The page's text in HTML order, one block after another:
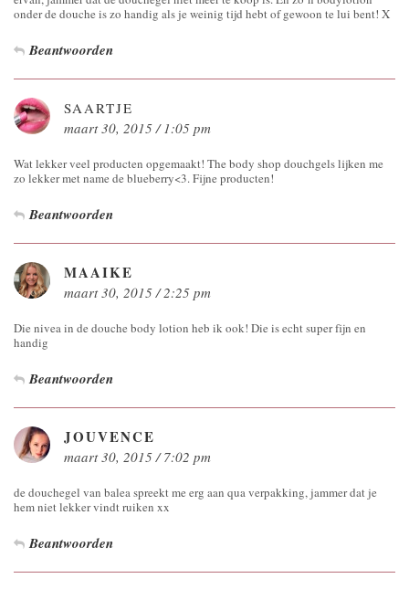
onder de douche is zo handig als je weinig tijd hebt of gewoon te lui bent! X
Beantwoorden
SAARTJE
maart 30, 2015 / 1:05 pm
Wat lekker veel producten opgemaakt! The body shop douchgels lijken me
zo lekker met name de blueberry<3. Fijne producten!
Beantwoorden
MAAIKE
maart 30, 2015 / 2:25 pm
Die nivea in de douche body lotion heb ik ook! Die is echt super fijn en
handig
Beantwoorden
JOUVENCE
maart 30, 2015 / 7:02 pm
de douchegel van balea spreekt me erg aan qua verpakking, jammer dat je
hem niet lekker vindt ruiken xx
Beantwoorden